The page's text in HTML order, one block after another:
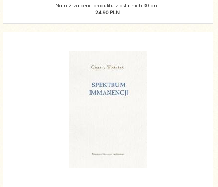
Najniższa cena produktu z ostatnich 30 dni:
24.90 PLN